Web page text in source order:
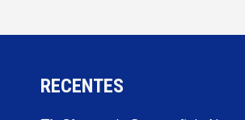
RECENTES